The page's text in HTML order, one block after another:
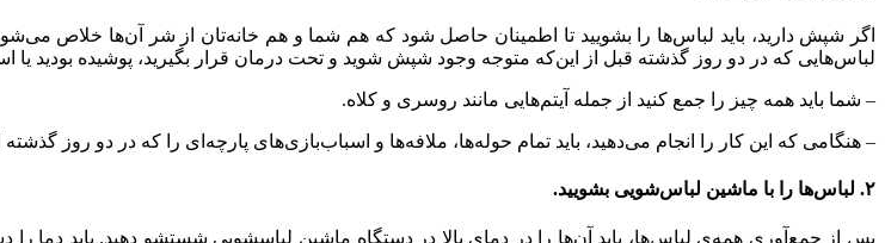
اگر شپش دارید، باید لباس‌ها را بشویید تا اطمینان حاصل شود که هم شما و هم خانه‌تان از شر آن‌ها خلاص
لباس‌هایی که در دو روز گذشته قبل از این‌که متوجه وجود شپش شوید و تحت درمان قرار بگیرید، پوشیده بودید یا
– شما باید همه چیز را جمع کنید از جمله آیتم‌هایی مانند روسری و کلاه.
– هنگامی ‌که این کار را انجام می‌دهید، باید تمام حوله‌ها، ملافه‌ها و اسباب‌بازی‌های پارچه‌ای را که در دو روز
۲. لباس‌ها را با ماشین لباس‌شویی بشویید.